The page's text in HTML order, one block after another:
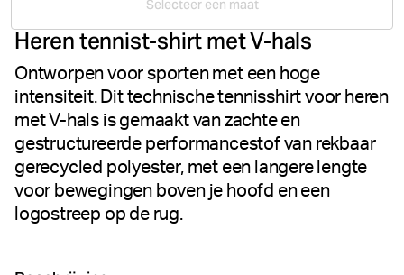
stemmen
Selecteer een maat
Heren tennist-shirt met V-hals
Ontworpen voor sporten met een hoge
intensiteit. Dit technische tennisshirt voor heren
met V-hals is gemaakt van zachte en
gestructureerde performancestof van rekbaar
gerecycled polyester, met een langere lengte
voor bewegingen boven je hoofd en een
logostreep op de rug.